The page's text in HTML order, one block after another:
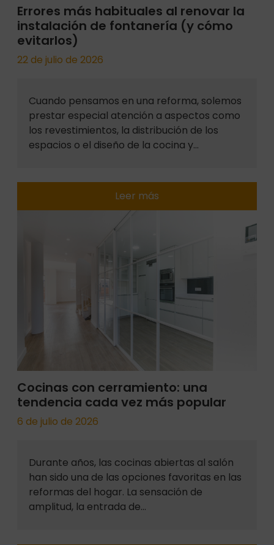
Errores más habituales al renovar la
instalación de fontanería (y cómo
evitarlos)
22 de julio de 2026
Cuando pensamos en una reforma, solemos
prestar especial atención a aspectos como
los revestimientos, la distribución de los
espacios o el diseño de la cocina y…
Leer más
Cocinas con cerramiento: una
tendencia cada vez más popular
6 de julio de 2026
Durante años, las cocinas abiertas al salón
han sido una de las opciones favoritas en las
reformas del hogar. La sensación de
amplitud, la entrada de…